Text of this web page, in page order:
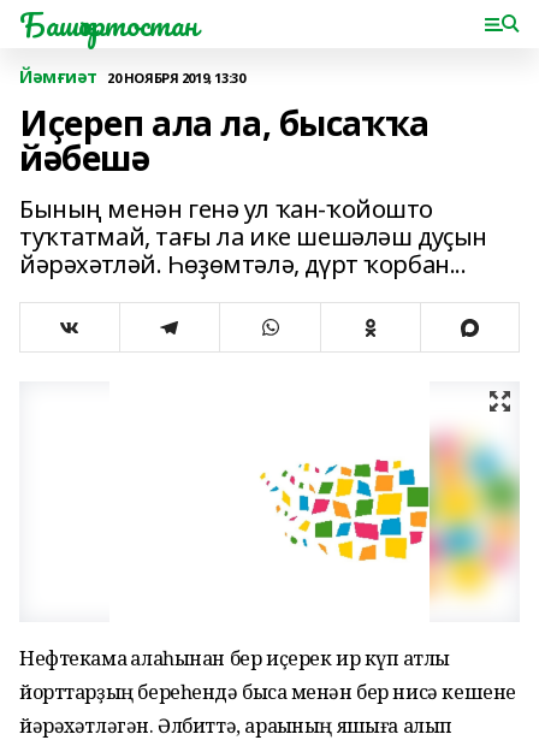
Башҡортостан
Йәмғиәт 20 НОЯБРЯ 2019, 13:30
Иҫереп ала ла, бысаҡҡа
йәбешә
Бының менән генә ул ҡан-ҡойошто
туҡтатмай, тағы ла ике шешәләш дуҫын
йәрәхәтләй. Һөҙөмтәлә, дүрт ҡорбан...
Нефтекама ҡалаһынан бер иҫерек ир күп ҡатлы
йорттарҙың береһендә бысаҡ менән бер нисә кешене
йәрәхәтләгән. Әлбиттә, араҡының яҡшыға алып